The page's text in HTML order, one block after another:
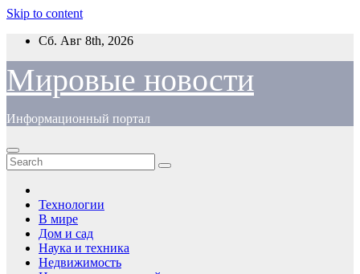
Skip to content
Сб. Авг 8th, 2026
Мировые новости
Информационный портал
Технологии
В мире
Дом и сад
Наука и техника
Недвижимость